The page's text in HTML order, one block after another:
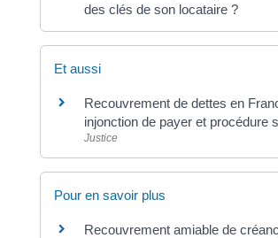
des clés de son locataire ?
Et aussi
Recouvrement de dettes en
injonction de payer et procédure
Justice
Pour en savoir plus
Recouvrement amiable de